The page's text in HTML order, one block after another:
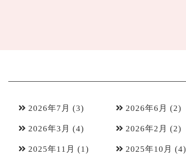
2026年7月 (3) 2026年6月 (2)
2026年3月 (4) 2026年2月 (2)
2025年11月 (1) 2025年10月 (4)